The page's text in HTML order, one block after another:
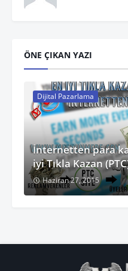
ÖNE ÇIKAN YAZI
Dijital Pazarlama
İnternetten para
iyi Tıkla Kazan
Haziran 27, 2015